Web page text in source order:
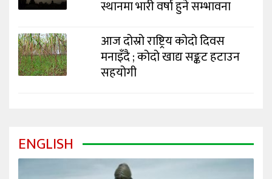
स्थानमा भारी वर्षा हुने सम्भावना
आज दोस्रो राष्ट्रिय कोदो दिवस
मनाइँदै ; कोदो खाद्य सङ्कट हटाउन
सहयोगी
ENGLISH